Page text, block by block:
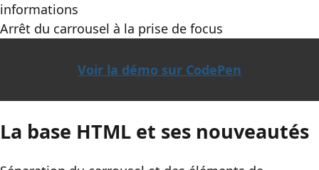
informations
Arrêt du carrousel à la prise de focus
Voir la démo sur CodePen
La base HTML et ses nouveautés